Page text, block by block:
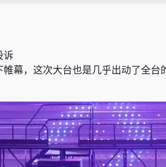
诉
幕，这次大台也是几乎出动了全台